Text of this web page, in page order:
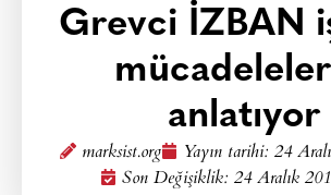
Grevci İZBAN
anlatıyor
marksist.org Yayın tarihi: 24
Son Değişiklik: 24 Aralık